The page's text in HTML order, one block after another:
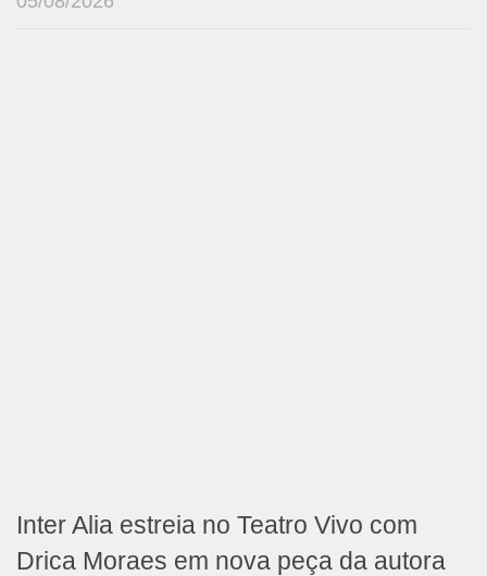
Inter Alia estreia no Teatro Vivo com
Drica Moraes em nova peça da autora